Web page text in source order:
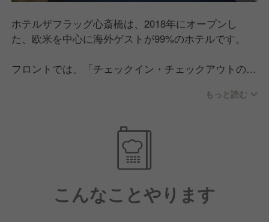
ホテルザフラッグ心斎橋は、2018年にオープンし
た、欧米を中心に海外ゲストが99%のホテルです。
フロントでは、「チェックイン・チェックアウトのお
持ちがいい」といった、基本的な内容を徹底して、お
文章にするととても簡単に見えますが、これをすべて
のシチュエーションで徹底してやりきることは非常に
だからこそ、こうした基本が徹底されたサービスを受
けた時に、お客様の期待を超え感動につながるのだと
考えています。
もっと読む
こんなことやります